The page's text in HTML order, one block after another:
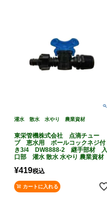
灌水 散水 水やり 農業資材
東栄管機株式会社 点滴チュー
ブ 恵水用 ボールコックネジ付
き3/4 DW8888-2 継手部材 入
口部 灌水 散水 水やり 農業資材
¥419税込
カートに入れる